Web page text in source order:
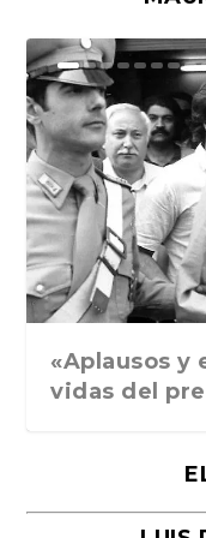
Ground
«Rafael:
Georges
Robert
«Aplausos y
vidas del